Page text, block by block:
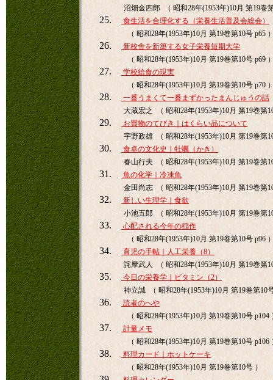
沼畑金四郎 （ 昭和28年(1953年)10月 第19巻
25.
食生活を合理化する（栄養生活普及会総会）
（ 昭和28年(1953年)10月 第19巻第10号 p65
26.
新校舎を新築する女子栄養短期大学
（ 昭和28年(1953年)10月 第19巻第10号 p69
27.
学校給食の現実
（ 昭和28年(1953年)10月 第19巻第10号 p70
28.
一番うまくて一番まずかったまんじゅうの話
大蔵宏之 （ 昭和28年(1953年)10月 第19巻第
29.
お買物のてびき｜はくらい品について
宇野政雄 （ 昭和28年(1953年)10月 第19巻第
30.
食卓の文化史｜牡蠣（かき）
春山行夫 （ 昭和28年(1953年)10月 第19巻第
31.
魚の化学｜冷凍魚
金田尚志 （ 昭和28年(1953年)10月 第19巻第
32.
新しい生理学｜食欲
小池五郎 （ 昭和28年(1953年)10月 第19巻第
33.
心配される今年の稲作
（ 昭和28年(1953年)10月 第19巻第10号 p96
34.
育児の手帖｜人工栄養（8）
詫摩武人 （ 昭和28年(1953年)10月 第19巻第
35.
今日の栄養学｜ビタミン（2）
神立誠 （ 昭和28年(1953年)10月 第19巻第10
36.
読者のへや
（ 昭和28年(1953年)10月 第19巻第10号 p104
37.
計量メモ
（ 昭和28年(1953年)10月 第19巻第10号 p106
38.
料理カード｜ホットケーキ
（ 昭和28年(1953年)10月 第19巻第10号 ）